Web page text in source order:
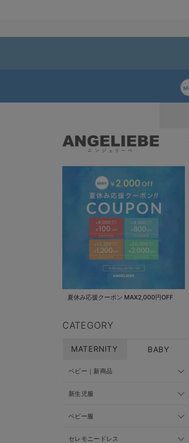
夏休み応援クーポン MAX2,000円OFF
CATEGORY
MATERNITY BABY
ベビー｜新商品
新生児服
ベビー服
セレモニードレス